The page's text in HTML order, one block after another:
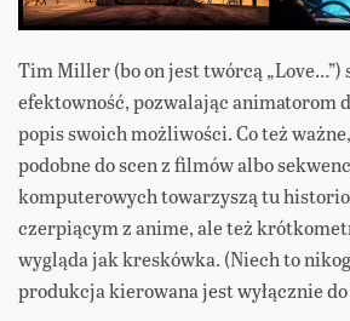
Tim Miller (bo on jest twórcą „Love…”)
efektowność, pozwalając animatorom
popis swoich możliwości. Co też
podobne do scen z filmów albo
komputerowych towarzyszą tu
czerpiącym z anime, ale też
wygląda jak kreskówka. (Niech to
produkcja kierowana jest wyłącznie do